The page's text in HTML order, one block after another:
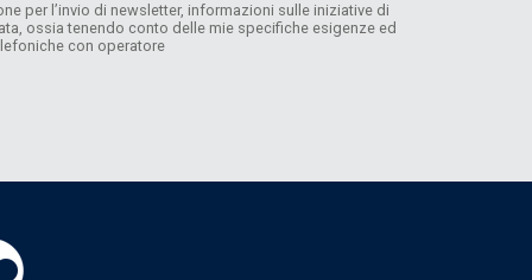
per l’invio di newsletter, informazioni sulle iniziative di
ossia tenendo conto delle mie specifiche esigenze ed
con operatore